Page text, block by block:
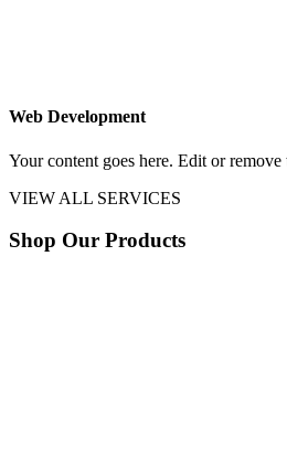
Web Development
Your content goes here. Edit or
VIEW ALL SERVICES
Shop Our Products